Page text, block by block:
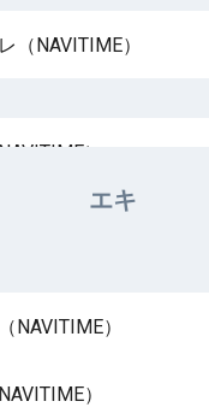
（NAVITIME）
）
エキ
NAVITIME）
）